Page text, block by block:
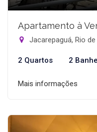
Apartamento à
Jacarepaguá, Rio
2 Quartos 2
Mais informações